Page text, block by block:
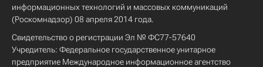
информационных технологий и массовых коммуникаций
(Роскомнадзор) 08 апреля 2014 года.
Свидетельство о регистрации Эл № ФС77-57640
Учредитель: Федеральное государственное унитарное
предприятие Международное информационное агентство